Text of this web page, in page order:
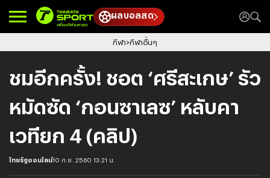
ผลบอลสด
กีฬา กีฬาอื่นๆ
ชมอีกครั้ง! ชอต ‘ศรีสะเกษ’ รัว
หมัดซัด ‘กอนซาเลซ’ หลับคา
เวทียก 4 (คลิป)
ไทยรัฐออนไลน์10 ก.ย. 2560 13:21 น.